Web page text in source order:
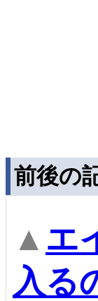
前後の
▲ エ
入る